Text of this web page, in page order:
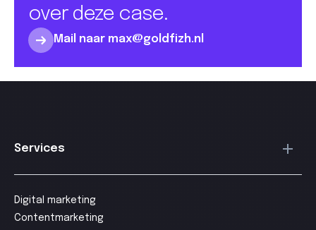
over deze case.
Mail naar max@goldfizh.nl
Services
Digital marketing
Contentmarketing